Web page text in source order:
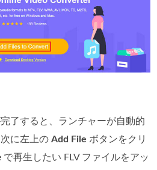
了すると、ランチャーが自動的
に左上のAdd File ボタンをクリ
で再生したい FLV ファイルをアッ